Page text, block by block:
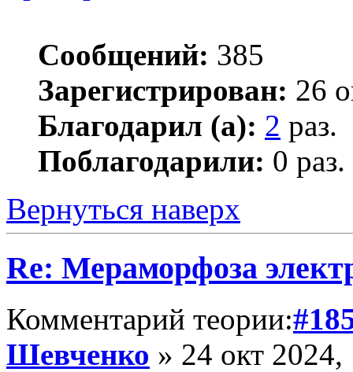
Сообщений: 385
Зарегистрирован: 26
Благодарил (а): 2 раз.
Поблагодарили: 0 раз.
Вернуться наверх
Re: Мераморфоза
Комментарий теории:
Шевченко » 24 окт 2024,